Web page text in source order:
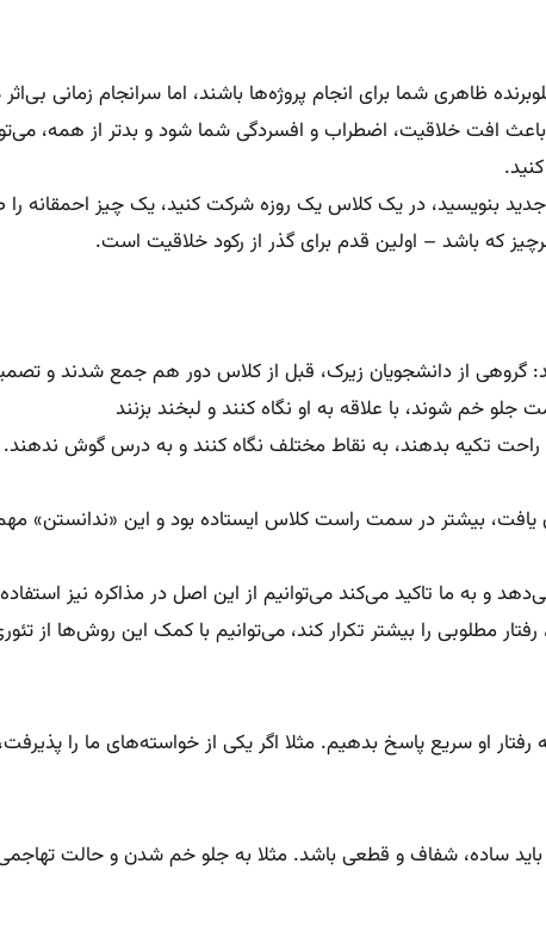
ظاهری شما برای انجام پروژه‌ها باشند، اما سرانجام زمانی
افت خلاقیت، اضطراب و افسردگی شما شود و بدتر از همه،
بنویسید، در یک کلاس یک روزه شرکت کنید، یک چیز احمقانه
که باشد – اولین قدم برای گذر از رکود خلاقیت است.
اصل مذاکره» می‌نویسد: گروهی از دانشجویان زیرک، قبل از کلاس دور هم
خم شوند، با علاقه به او نگاه کنند و لبخند بزنند
تکیه بدهند، به نقاط مختلف نگاه کنند و به درس گوش
یافت، بیشتر در سمت راست کلاس ایستاده بود و این «ندانستن»
و به ما تاکید می‌کند می‌توانیم از این اصل در مذاکره نیز
مطلوبی را بیشتر تکرار کند، می‌توانیم با کمک این روش‌ها از
او سریع پاسخ بدهیم. مثلا اگر یکی از خواسته‌های ما را
ساده، شفاف و قطعی باشد. مثلا به جلو خم شدن و حالت